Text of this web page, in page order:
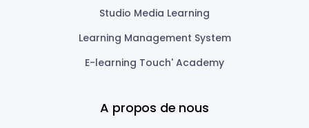
Studio Media Learning
Learning Management System
E-learning Touch' Academy
A propos de nous